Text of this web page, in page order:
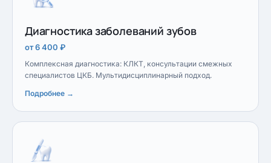
Диагностика заболеваний зубов
от 6 400 ₽
Комплексная диагностика: КЛКТ, консультации смежных
специалистов ЦКБ. Мультидисциплинарный подход.
Подробнее →